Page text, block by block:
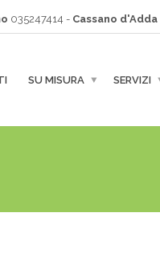
035247414 - Cassano d'Adda
SU MISURA SERVIZI